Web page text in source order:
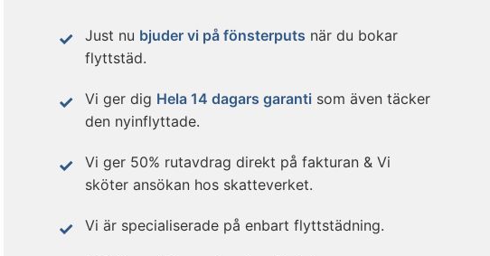
Just nu bjuder vi på fönsterputs när du bokar
flyttstäd.
Vi ger dig Hela 14 dagars garanti som även täcker
den nyinflyttade.
Vi ger 50% rutavdrag direkt på fakturan & Vi
sköter ansökan hos skatteverket.
Vi är specialiserade på enbart flyttstädning.